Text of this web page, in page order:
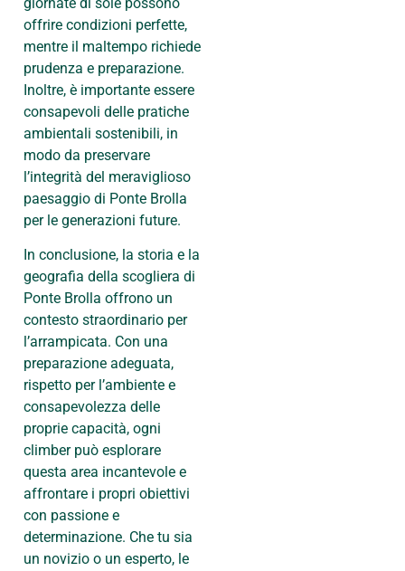
offrire condizioni perfette,
mentre il maltempo richiede
prudenza e preparazione.
Inoltre, è importante essere
consapevoli delle pratiche
ambientali sostenibili, in
modo da preservare
l’integrità del meraviglioso
paesaggio di Ponte Brolla
per le generazioni future.
In conclusione, la storia e la
geografia della scogliera di
Ponte Brolla offrono un
contesto straordinario per
l’arrampicata. Con una
preparazione adeguata,
rispetto per l’ambiente e
consapevolezza delle
proprie capacità, ogni
climber può esplorare
questa area incantevole e
affrontare i propri obiettivi
con passione e
determinazione. Che tu sia
un novizio o un esperto, le